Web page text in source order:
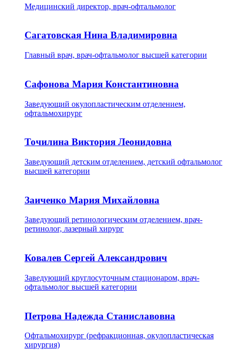
Медицинский директор, врач-офтальмолог
Сагатовская Нина Владимировна
Главный врач, врач-офтальмолог высшей категории
Сафонова Мария Константиновна
Заведующий окулопластическим отделением,
офтальмохирург
Точилина Виктория Леонидовна
Заведующий детским отделением, детский офтальмолог
высшей категории
Заиченко Мария Михайловна
Заведующий ретинологическим отделением, врач-
ретинолог, лазерный хирург
Ковалев Сергей Александрович
Заведующий круглосуточным стационаром, врач-
офтальмолог высшей категории
Петрова Надежда Станиславовна
Офтальмохирург (рефракционная, окулопластическая
хирургия)